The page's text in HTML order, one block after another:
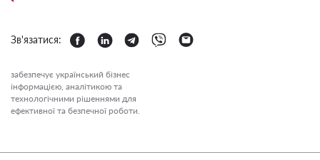
Зв'язатися:
забезпечує український бізнес
інформацією, аналітикою та
технологічними рішеннями для
ефективної та безпечної роботи.